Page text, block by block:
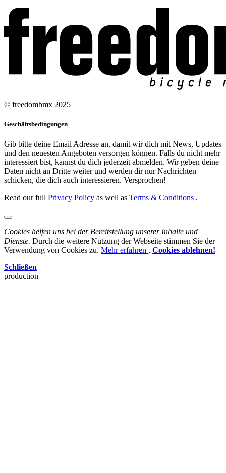
© freedombmx 2025
Geschäftsbedingungen
Gib bitte deine Email Adresse an, damit wir dich mit News, Updates
und den neuesten Angeboten versorgen können. Falls du nicht mehr
interessiert bist, kannst du dich jederzeit abmelden. Wir geben deine
Daten nicht an Dritte weiter und werden dir nur Nachrichten
schicken, die dich auch interessieren. Versprochen!
Read our full Privacy Policy as well as Terms & Conditions .
Cookies helfen uns bei der Bereitstellung unserer Inhalte und
Dienste. Durch die weitere Nutzung der Webseite stimmen Sie der
Verwendung von Cookies zu. Mehr erfahren , Cookies ablehnen!
Schließen
production